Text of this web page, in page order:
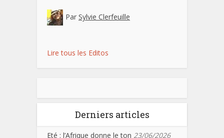
Par Sylvie Clerfeuille
Lire tous les Editos
Derniers articles
Eté : l’Afrique donne le ton 23/06/2026